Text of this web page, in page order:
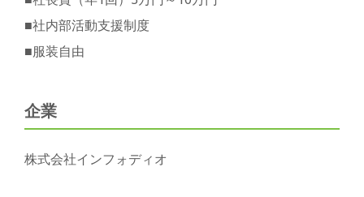
■社内部活動支援制度
■服装自由
企業
株式会社インフォディオ